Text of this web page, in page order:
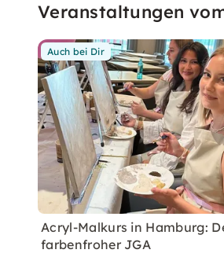
Veranstaltungen
Auch bei Dir
Acryl-Malkurs in Hamburg:
farbenfroher JGA